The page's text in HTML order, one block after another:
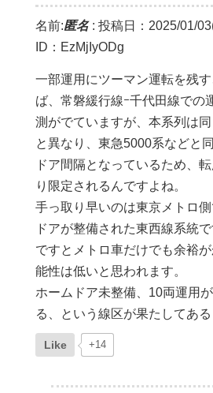
名前:匿名: 投稿日：2025/01/
ID：EzMjIyODg
一部運用にツーマン運転を残
ば、常磐緩行線ｰ千代田線での
測がでていますが、本系列は
と異なり、東急5000系などと
ドア間隔となっているため、
り限定されるんですよね。
手っ取り早いのは東京メトロ
ドアが整備された東西線系統
ですとメトロ車だけでも余裕
能性は低いと思われます。
ホームドア未整備、10両運用
る、という線区が果たしてあ
Like +14